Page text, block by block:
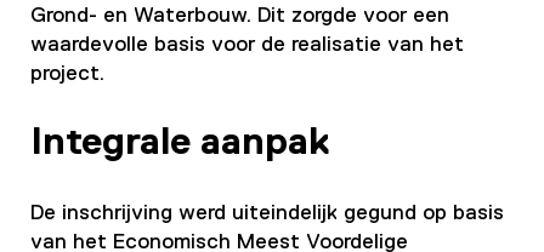
Grond- en Waterbouw. Dit zorgde voor een
waardevolle basis voor de realisatie van het
project.
Integrale aanpak
De inschrijving werd uiteindelijk gegund op basis
van het Economisch Meest Voordelige